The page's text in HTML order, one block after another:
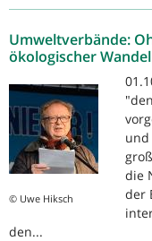
Umweltverbände:
ökologischer Wandel
© Uwe Hiksch
die
der
den...